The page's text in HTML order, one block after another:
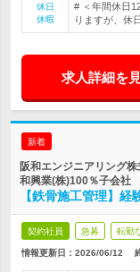
休日
休暇
# ＜年間休日
りますが、休
求人詳細を
新着
阪和エンジニアリング
和興業(株)100％子会社
【鉄骨施工管理】
契約社員 急募 転勤
情報更新日：2026/06/12